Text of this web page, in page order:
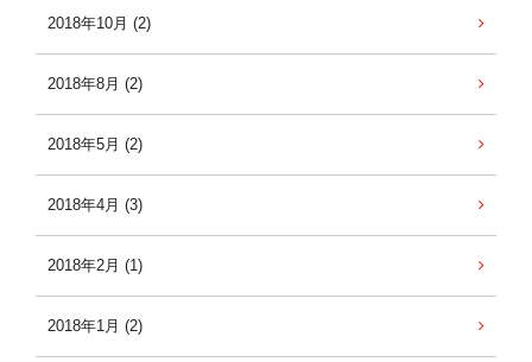
2018年10月 (2)
2018年8月 (2)
2018年5月 (2)
2018年4月 (3)
2018年2月 (1)
2018年1月 (2)